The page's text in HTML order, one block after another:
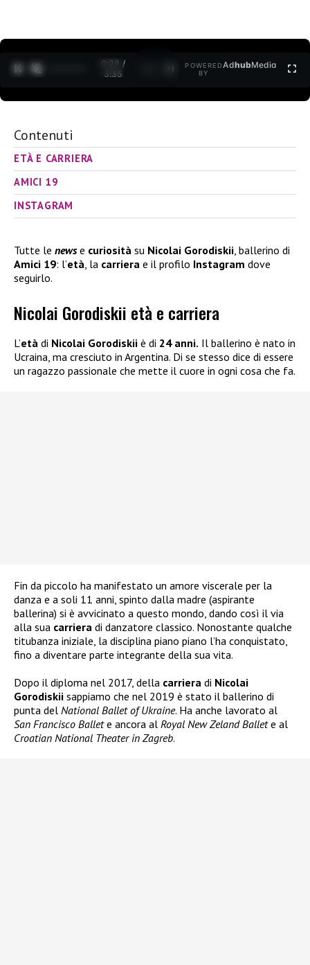
0:30 /
3:35
POWERED
BY
AdhubMedia
Contenuti
ETÀ E CARRIERA
AMICI 19
INSTAGRAM
Tutte le newse curiosità su Nicolai Gorodiskii, ballerino di
Amici 19: l’età, la carriera e il profilo Instagram dove
seguirlo.
Nicolai Gorodiskii età e carriera
L’età di Nicolai Gorodiskii è di 24 anni. Il ballerino è nato in
Ucraina, ma cresciuto in Argentina. Di se stesso dice di essere
un ragazzo passionale che mette il cuore in ogni cosa che fa.
Fin da piccolo ha manifestato un amore viscerale per la
danza e a soli 11 anni, spinto dalla madre (aspirante
ballerina) si è avvicinato a questo mondo, dando così il via
alla sua carriera di danzatore classico. Nonostante qualche
titubanza iniziale, la disciplina piano piano l’ha conquistato,
fino a diventare parte integrante della sua vita.
Dopo il diploma nel 2017, della carriera di Nicolai
Gorodiskii sappiamo che nel 2019 è stato il ballerino di
punta del National Ballet of Ukraine. Ha anche lavorato al
San Francisco Ballete ancora al Royal New Zeland Ballete al
Croatian National Theater in Zagreb.